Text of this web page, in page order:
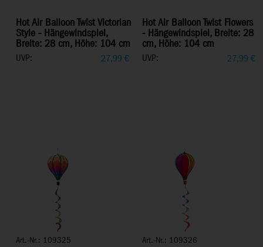
Hot Air Balloon Twist Victorian
Style - Hängewindspiel,
Breite: 28 cm, Höhe: 104 cm
UVP: 27,99 €
Hot Air Balloon Twist Flowers
- Hängewindspiel, Breite: 28
cm, Höhe: 104 cm
UVP: 27,99 €
Art.-Nr.: 109325 Art.-Nr.: 109326